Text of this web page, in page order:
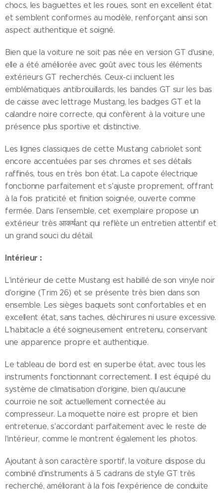
chocs, les baguettes et les roues, sont en excellent état
et semblent conformes au modèle, renforçant ainsi son
aspect authentique et soigné.
Bien que la voiture ne soit pas née en version GT d'usine,
elle a été améliorée avec goût avec tous les éléments
extérieurs GT recherchés. Ceux-ci incluent les
emblématiques antibrouillards, les bandes GT sur les bas
de caisse avec lettrage Mustang, les badges GT et la
calandre noire correcte, qui confèrent à la voiture une
présence plus sportive et distinctive.
Les lignes classiques de cette Mustang cabriolet sont
encore accentuées par ses chromes et ses détails
raffinés, tous en très bon état. La capote électrique
fonctionne parfaitement et s'ajuste proprement, offrant
à la fois praticité et finition soignée, ouverte comme
fermée. Dans l'ensemble, cet exemplaire propose un
extérieur très आकर्षant qui reflète un entretien attentif et
un grand souci du détail.
Intérieur :
L'intérieur de cette Mustang est habillé de son vinyle noir
d'origine (Trim 26) et se présente très bien dans son
ensemble. Les sièges baquets sont confortables et en
excellent état, sans taches, déchirures ni usure excessive.
L'habitacle a été soigneusement entretenu, conservant
une apparence propre et authentique.
Le tableau de bord est en superbe état, avec tous les
instruments fonctionnant correctement. Il est équipé du
système de climatisation d'origine, bien qu'aucune
courroie ne soit actuellement connectée au
compresseur. La moquette noire est propre et bien
entretenue, s'accordant parfaitement avec le reste de
l'intérieur, comme le montrent également les photos.
Ajoutant à son caractère sportif, la voiture dispose du
combiné d'instruments à 5 cadrans de style GT très
recherché, améliorant à la fois l'expérience de conduite